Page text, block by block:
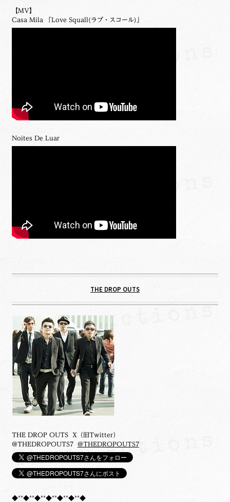
【MV】
Casa Mila 「Love Squall(ラブ・スコール)」
Noites De Luar
THE DROP OUTS
THE DROP OUTS X（旧Twitter）
@THEDROPOUTS7 @THEDROPOUTS7
◆**◆**◆**◆**◆**◆**◆